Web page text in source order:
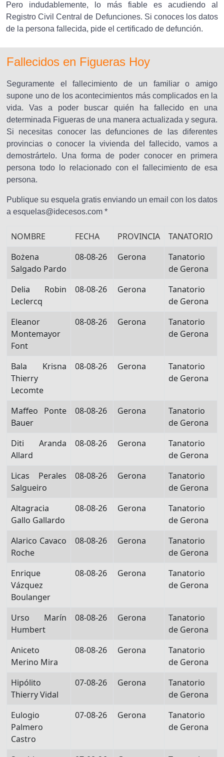
Pero indudablemente, lo más fiable es acudiendo al
Registro Civil Central de Defunciones. Si conoces los datos
de la persona fallecida, pide el certificado de defunción.
Fallecidos en Figueras Hoy
Seguramente el fallecimiento de un familiar o amigo
supone uno de los acontecimientos más complicados en la
vida. Vas a poder buscar quién ha fallecido en una
determinada Figueras de una manera actualizada y segura.
Si necesitas conocer las defunciones de las diferentes
provincias o conocer la vivienda del fallecido, vamos a
demostrártelo. Una forma de poder conocer en primera
persona todo lo relacionado con el fallecimiento de esa
persona.
Publique su esquela gratis enviando un email con los datos
a esquelas@idecesos.com *
NOMBRE FECHA PROVINCIA
TANATORIO
Bożena
Salgado Pardo
08-08-26 Gerona
Tanatorio
de Gerona
Delia Robin
Leclercq
08-08-26 Gerona
Tanatorio
de Gerona
Eleanor
Montemayor
Font
08-08-26 Gerona
Tanatorio
de Gerona
Bala Krisna
Thierry
Lecomte
08-08-26 Gerona
Tanatorio
de Gerona
Maffeo Ponte
Bauer
08-08-26 Gerona
Tanatorio
de Gerona
Diti Aranda
Allard
08-08-26 Gerona
Tanatorio
de Gerona
Licas Perales
Salgueiro
08-08-26 Gerona
Tanatorio
de Gerona
Altagracia
Gallo Gallardo
08-08-26 Gerona
Tanatorio
de Gerona
Alarico Cavaco
Roche
08-08-26 Gerona
Tanatorio
de Gerona
Enrique
Vázquez
Boulanger
08-08-26 Gerona
Tanatorio
de Gerona
Urso Marín
Humbert
08-08-26 Gerona
Tanatorio
de Gerona
Aniceto
Merino Mira
08-08-26 Gerona
Tanatorio
de Gerona
Hipólito
Thierry Vidal
07-08-26 Gerona
Tanatorio
de Gerona
Eulogio
Palmero
Castro
07-08-26 Gerona
Tanatorio
de Gerona